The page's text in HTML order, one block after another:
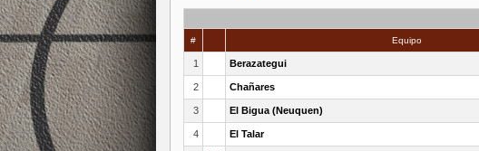
# Equipo
1 Berazategui
2 Chañares
3 El Bigua (Neuquen)
4 El Talar